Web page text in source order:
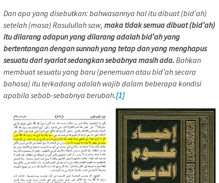
Dan apa yang disebutkan: bahwasannya hal itu dibuat (bid’ah)
setelah (masa) Rasulullah saw, maka tidak semua dibuat (bid’ah)
itu dilarang adapun yang dilarang adalah bid’ah yang
bertentangan dengan sunnah yang tetap dan yang menghapus
sesuatu dari syariat sedangkan sebabnya masih ada. Bahkan
membuat sesuatu yang baru (penemuan atau bid’ah secara
bahasa) itu terkadang adalah wajib dalam beberapa kondisi
apabila sebab-sebabnya berubah.[1]